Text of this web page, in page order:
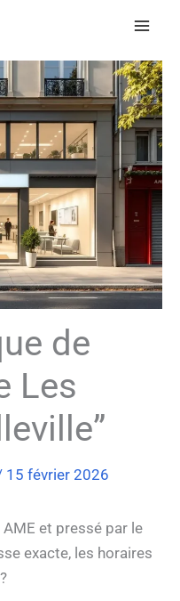
de
Les
15 février 2026
et pressé par le
exacte, les horaires